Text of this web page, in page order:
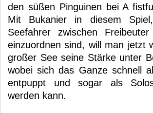
den süßen Pinguinen bei A
Mit Bukanier in diesem
Seefahrer zwischen
einzuordnen sind, will man jetzt
großer See seine Stärke unter
wobei sich das Ganze schnell
entpuppt und sogar als
werden kann.